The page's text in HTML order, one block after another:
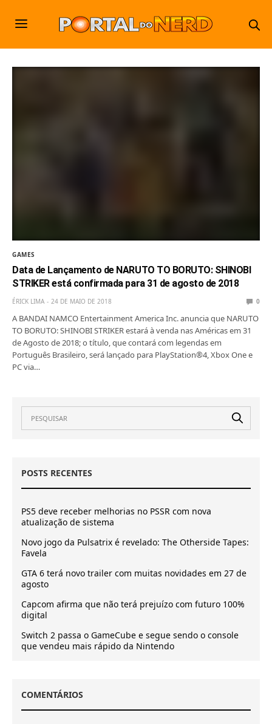
GAMES
Data de Lançamento de NARUTO TO BORUTO: SHINOBI
STRIKER está confirmada para 31 de agosto de 2018
ÉRICK LIMA 24 DE MAIO DE 2018 0
A BANDAI NAMCO Entertainment America Inc. anuncia que NARUTO
TO BORUTO: SHINOBI STRIKER estará à venda nas Américas em 31
de Agosto de 2018; o título, que contará com legendas em
Português Brasileiro, será lançado para PlayStation®4, Xbox One e
PC via…
POSTS RECENTES
PS5 deve receber melhorias no PSSR com nova
atualização de sistema
Novo jogo da Pulsatrix é revelado: The Otherside Tapes:
Favela
GTA 6 terá novo trailer com muitas novidades em 27 de
agosto
Capcom afirma que não terá prejuízo com futuro 100%
digital
Switch 2 passa o GameCube e segue sendo o console
que vendeu mais rápido da Nintendo
COMENTÁRIOS